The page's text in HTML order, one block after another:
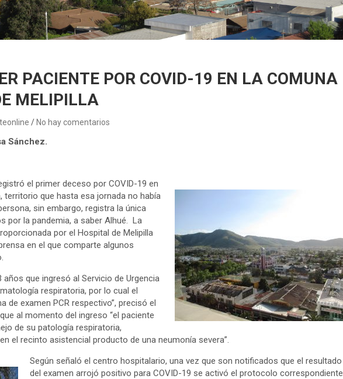
PACIENTE POR COVID-19 EN LA COMUNA
MELIPILLA
No hay comentarios
Sánchez.
el primer deceso por COVID-19 en
territorio que hasta esa jornada no había
sin embargo, registra la única
por la pandemia, a saber Alhué. La
por el Hospital de Melipilla
en el que comparte algunos
años que ingresó al Servicio de Urgencia
respiratoria, por lo cual el
de examen PCR respectivo”, precisó el
al momento del ingreso “el paciente
de su patología respiratoria,
el recinto asistencial producto de una neumonía severa”.
Según señaló el centro hospitalario, una vez que son notificados que el resultado
del examen arrojó positivo para COVID-19 se activó el protocolo correspondiente